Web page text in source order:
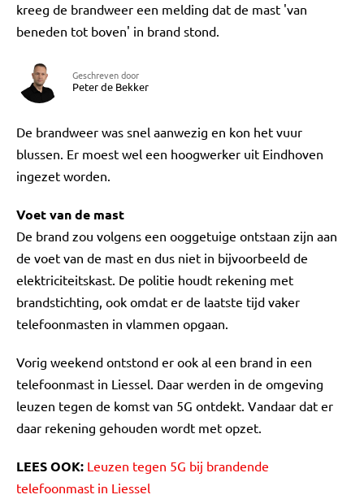
kreeg de brandweer een melding dat de mast 'van
beneden tot boven' in brand stond.
Geschreven door
Peter de Bekker
De brandweer was snel aanwezig en kon het vuur
blussen. Er moest wel een hoogwerker uit Eindhoven
ingezet worden.
Voet van de mast
De brand zou volgens een ooggetuige ontstaan zijn aan
de voet van de mast en dus niet in bijvoorbeeld de
elektriciteitskast. De politie houdt rekening met
brandstichting, ook omdat er de laatste tijd vaker
telefoonmasten in vlammen opgaan.
Vorig weekend ontstond er ook al een brand in een
telefoonmast in Liessel. Daar werden in de omgeving
leuzen tegen de komst van 5G ontdekt. Vandaar dat er
daar rekening gehouden wordt met opzet.
LEES OOK: Leuzen tegen 5G bij brandende
telefoonmast in Liessel